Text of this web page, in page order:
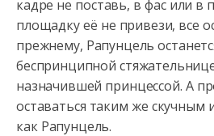
кадре не поставь, в фас или в
площадку её не привези, все
прежнему, Рапунцель
беспринципной
назначившей принцессой. А
оставаться таким же скучным
как Рапунцель.